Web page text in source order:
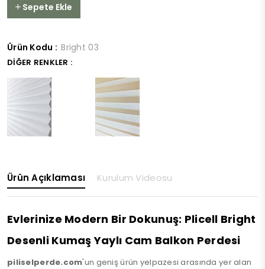
Sepete Ekle
Ürün Kodu : Bright 03
DIĞER RENKLER :
Ürün Açıklaması Kurulum Videosu
Evlerinize Modern Bir Dokunuş: Plicell Bright
Desenli Kumaş Yaylı Cam Balkon Perdesi
piliselperde.com'un geniş ürün yelpazesi arasında yer alan